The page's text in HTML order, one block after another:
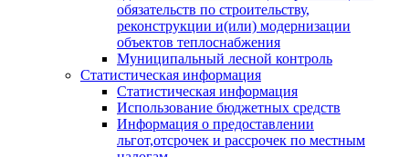
обязательств по строительству,
реконструкции и(или) модернизации
объектов теплоснабжения
Муниципальный лесной контроль
Статистическая информация
Статистическая информация
Использование бюджетных средств
Информация о предоставлении
льгот,отсрочек и рассрочек по местным